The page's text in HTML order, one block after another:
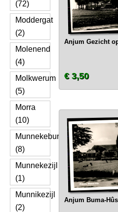
(72)
Moddergat
(2)
Molenend
(4)
Molkwerum
(5)
Morra
(10)
Munnekeburen
(8)
Munnekezijl
(1)
Munnikezijl
(2)
Anjum Gezicht
€ 3,50
Anjum Buma-